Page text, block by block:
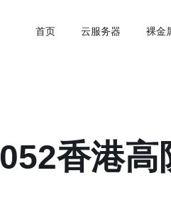
首页 云服务器 裸金
052香港高